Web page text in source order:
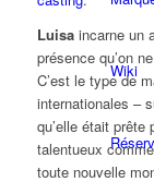
Wiki
Luisaincarne un
présence qu’on
C’est le type de
internationales –
qu’elle était
talentueux
toute nouvelle